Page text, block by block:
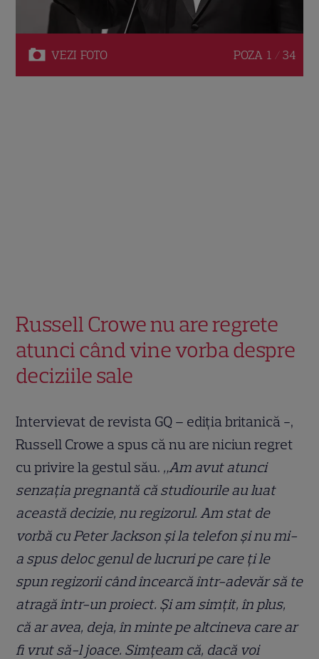
VEZI FOTO POZA 1 / 34
Russell Crowe nu are regrete
atunci când vine vorba despre
deciziile sale
Intervievat de revista GQ – ediția britanică -,
Russell Crowe a spus că nu are niciun regret
cu privire la gestul său. „Am avut atunci
senzația pregnantă că studiourile au luat
această decizie, nu regizorul. Am stat de
vorbă cu Peter Jackson și la telefon și nu mi-
a spus deloc genul de lucruri pe care ți le
spun regizorii când încearcă într-adevăr să te
atragă într-un proiect. Și am simțit, în plus,
că ar avea, deja, în minte pe altcineva care ar
fi vrut să-l joace. Simțeam că, dacă voi